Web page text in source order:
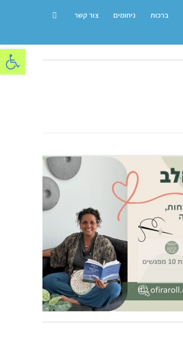
פתח
ברכות ניחומים צור קשר